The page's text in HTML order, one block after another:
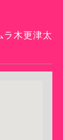
ラ木更津太